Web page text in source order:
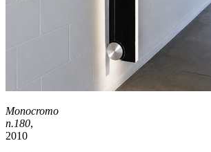
Monocromo
n.180,
2010